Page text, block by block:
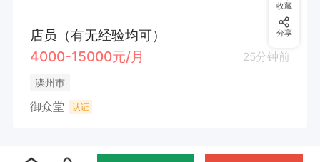
店员（有无经验均可）
4000-15000元/月
25分钟前
滦州市
御众堂 认证
收藏
分享